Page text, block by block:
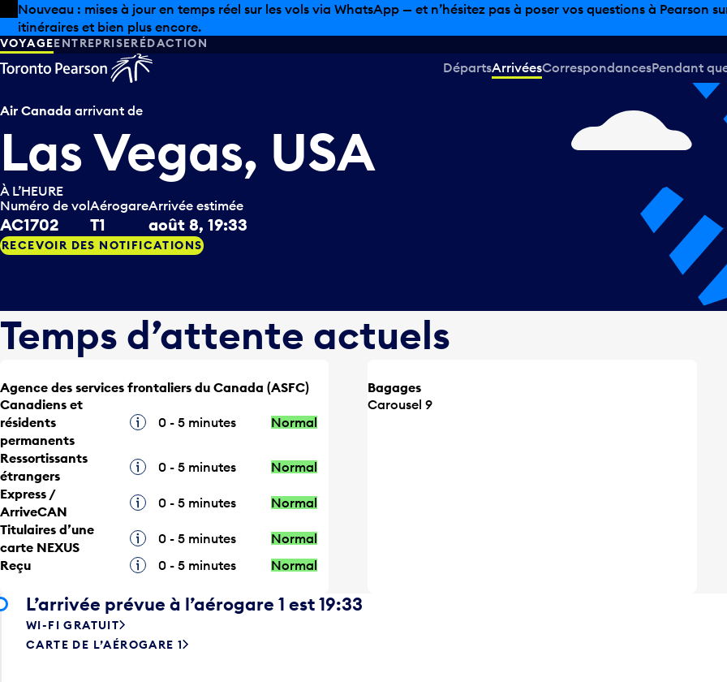
Skip to offers
Passer au contenu principal
Les aubaines estivales sont arrivées chez Pearson. Magasinage hors taxes, offres gastronomiques et bien plus
VOYAGEENTREPRISERÉDACTION
DépartsArrivéesCorrespondancesPendant
Air Canada arrivant de
Las Vegas, USA
À L’HEURE
Numéro de vol
AC1702
Aérogare
T1
Arrivée estimée
août 8, 19:33
RECEVOIR DES NOTIFICATIONS
Temps d’attente actuels
Agence des services frontaliers du Canada (ASFC)
Canadiens et
résidents
permanents
Infobulle0 - 5 minutes Normal
Ressortissants
étrangers
Infobulle0 - 5 minutes
Normal
Express /
ArriveCAN
Infobulle0 - 5 minutes
Normal
Titulaires d’une
carte NEXUS
Infobulle0 - 5 minutes
Normal
Reçu
Infobulle0 - 5 minutes Normal
Bagages
Carousel 9
L’arrivée prévue à l’aérogare 1 est 19:33
WI-FI GRATUIT
CARTE DE L’AÉROGARE 1